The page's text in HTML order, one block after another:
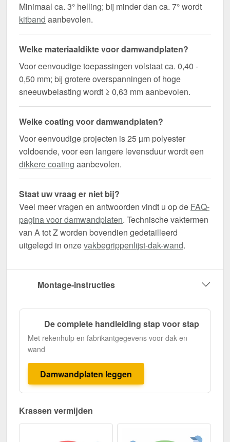
Minimaal ca. 3° helling; bij minder dan ca. 7° wordt
kitband aanbevolen.
Welke materiaaldikte voor damwandplaten?
Voor eenvoudige toepassingen volstaat ca. 0,40 -
0,50 mm; bij grotere overspanningen of hoge
sneeuwbelasting wordt ≥ 0,63 mm aanbevolen.
Welke coating voor damwandplaten?
Voor eenvoudige projecten is 25 µm polyester
voldoende, voor een langere levensduur wordt een
dikkere coating aanbevolen.
Staat uw vraag er niet bij?
Veel meer vragen en antwoorden vindt u op de FAQ-
pagina voor damwandplaten. Technische vaktermen
van A tot Z worden bovendien gedetailleerd
uitgelegd in onzevakbegrippenlijst-dak-wand.
Montage-instructies
De complete handleiding stap voor stap
Met rekenhulp en fabrikantgegevens voor dak en
wand
Damwandplaten leggen
Krassen vermijden